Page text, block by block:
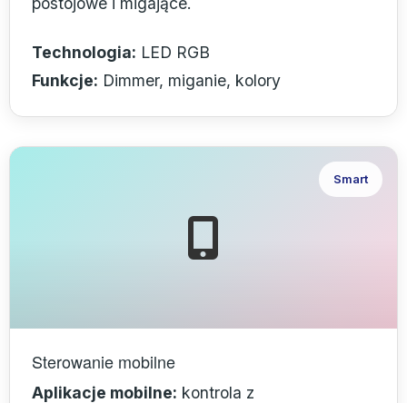
Technologia: LED RGB
Funkcje: Dimmer, miganie, kolory
Smart
Sterowanie mobilne
Aplikacje mobilne: kontrola z